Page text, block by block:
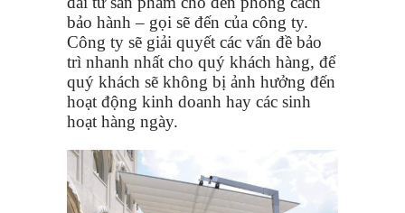
bảo hành – gọi sẽ đến của công ty.
Công ty sẽ giải quyết các vấn đề bảo
trì nhanh nhất cho quý khách hàng, để
quý khách sẽ không bị ảnh hưởng đến
hoạt động kinh doanh hay các sinh
hoạt hàng ngày.